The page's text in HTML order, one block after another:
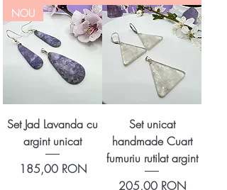
NOU
Set Jad Lavanda cu
argint unicat
Preț
185,00 RON
Set unicat
handmade Cuart
fumuriu rutilat argint
Preț
205,00 RON